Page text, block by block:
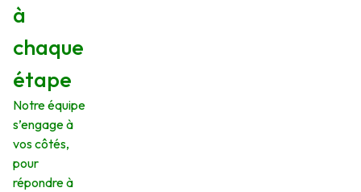
à
chaque
étape
Notre équipe
s’engage à
vos côtés,
pour
répondre à